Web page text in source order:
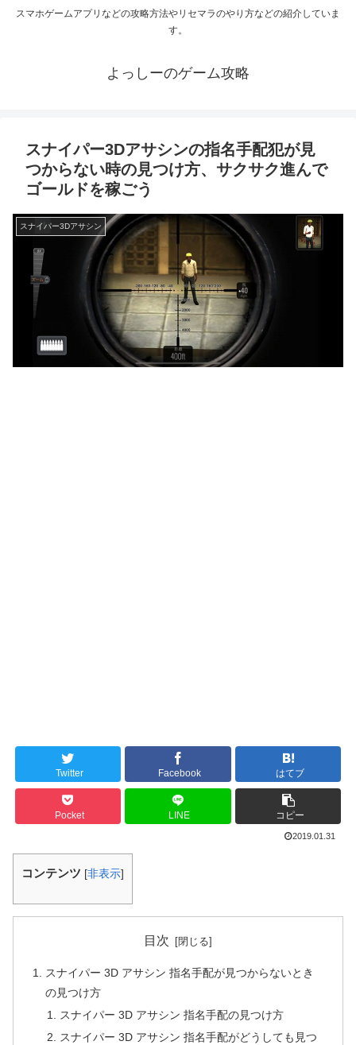
スマホゲームアプリなどの攻略方法やリセマラのやり方などの紹介していま
す。
よっしーのゲーム攻略
スナイパー3Dアサシンの指名手配犯が見
つからない時の見つけ方、サクサク進んで
ゴールドを稼ごう
スナイパー3Dアサシン
Twitter Facebook はてブ
Pocket LINE コピー
2019.01.31
コンテンツ [非表示]
目次
スナイパー 3D アサシン 指名手配が見つからないとき
の見つけ方
スナイパー 3D アサシン 指名手配の見つけ方
スナイパー 3D アサシン 指名手配がどうしても見つ